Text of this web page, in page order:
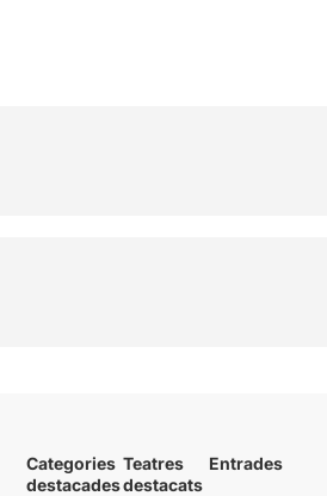
Categories
destacades
Teatres
destacats
Entrades